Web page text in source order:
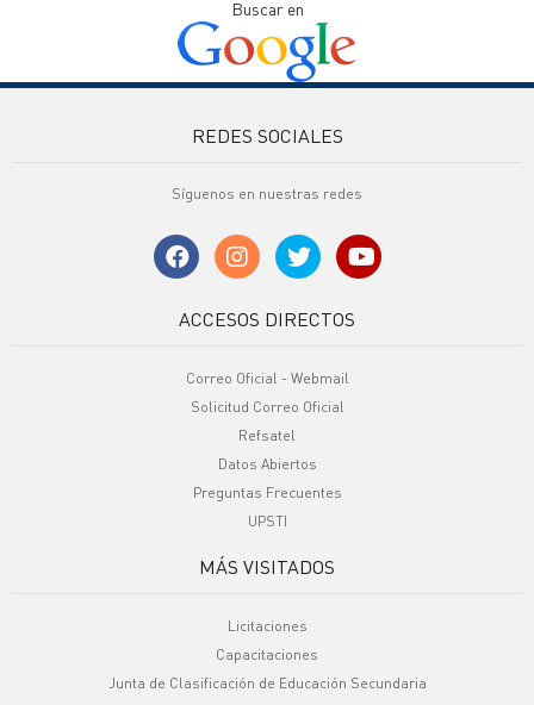
Buscar en
REDES SOCIALES
Síguenos en nuestras redes
ACCESOS DIRECTOS
Correo Oficial - Webmail
Solicitud Correo Oficial
Refsatel
Datos Abiertos
Preguntas Frecuentes
UPSTI
MÁS VISITADOS
Licitaciones
Capacitaciones
Junta de Clasificación de Educación Secundaria